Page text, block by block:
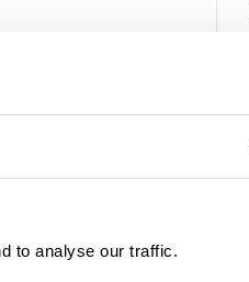
to analyse our traffic.